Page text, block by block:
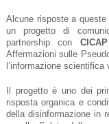
Alcune risposte a queste
un progetto di
partnership con CICAP
Affermazioni sulle
l’informazione scientifica
Il progetto è uno dei
risposta organica e
della disinformazione in